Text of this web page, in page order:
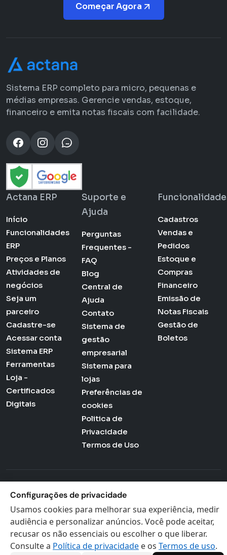
Começar Agora
Sistema ERP completo para micro, pequenas e
médias empresas. Gerencie vendas, estoque,
financeiro e emita notas fiscais com facilidade.
Actana ERP
Início
Funcionalidades
ERP
Preços e Planos
Atividades de
negócios
Seja um
parceiro
Cadastre-se
Acessar conta
Sistema ERP
Ferramentas
Loja -
Certificados
Digitais
Suporte e
Ajuda
Perguntas
Frequentes -
FAQ
Blog
Central de
Ajuda
Contato
Sistema de
gestão
empresarial
Sistema para
lojas
Preferências de
cookies
Politica de
Privacidade
Termos de Uso
Cadastros
Vendas e
Pedidos
Estoque e
Compras
Financeiro
Emissão de
Notas Fiscais
Gestão de
Boletos
Actana © 2026 - Todos os direitos reservados
Configurações de privacidade
Usamos cookies para melhorar sua experiência, medir
audiência e personalizar anúncios. Você pode aceitar,
recusar os não essenciais ou escolher o que liberar.
Consulte a Política de privacidade e os Termos de uso.